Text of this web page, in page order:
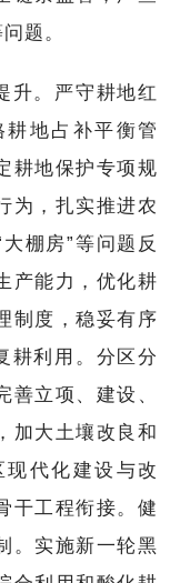
题。
升。严守耕地红
地占补平衡管
耕地保护专项规
为，扎实推进农
棚房”等问题反
产能力，优化耕
制度，稳妥有序
耕利用。分区分
立项、建设、
加大土壤改良和
代化建设与改
干工程衔接。健
。实施新一轮黑